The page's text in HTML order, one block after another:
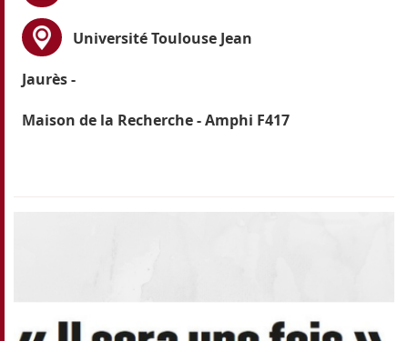
Université Toulouse Jean
Jaurès-
Maison de la Recherche - Amphi F417